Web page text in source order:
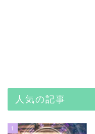
人気の記事
1